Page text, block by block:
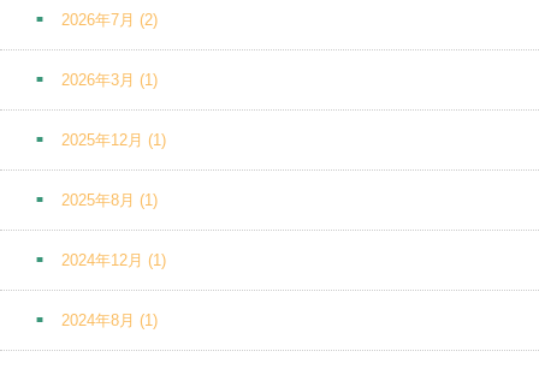
2026年7月 (2)
2026年3月 (1)
2025年12月 (1)
2025年8月 (1)
2024年12月 (1)
2024年8月 (1)